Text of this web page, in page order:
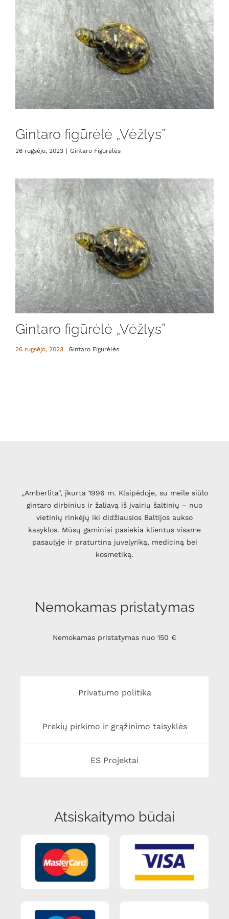
Gintaro figūrėlė „Vėžlys”
26 rugsėjo, 2023 | Gintaro Figurėlės
Gintaro figūrėlė „Vėžlys”
26 rugsėjo, 2023 Gintaro Figurėlės
„Amberlita", įkurta 1996 m. Klaipėdoje, su meile siūlo
gintaro dirbinius ir žaliavą iš įvairių šaltinių – nuo
vietinių rinkėjų iki didžiausios Baltijos aukso
kasyklos. Mūsų gaminiai pasiekia klientus visame
pasaulyje ir praturtina juvelyriką, mediciną bei
kosmetiką.
Nemokamas pristatymas
Nemokamas pristatymas nuo 150 €
Privatumo politika
Prekių pirkimo ir grąžinimo taisyklės
ES Projektai
Atsiskaitymo būdai